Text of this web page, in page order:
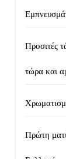
Προσιτές
τώρα και
Πρώτη